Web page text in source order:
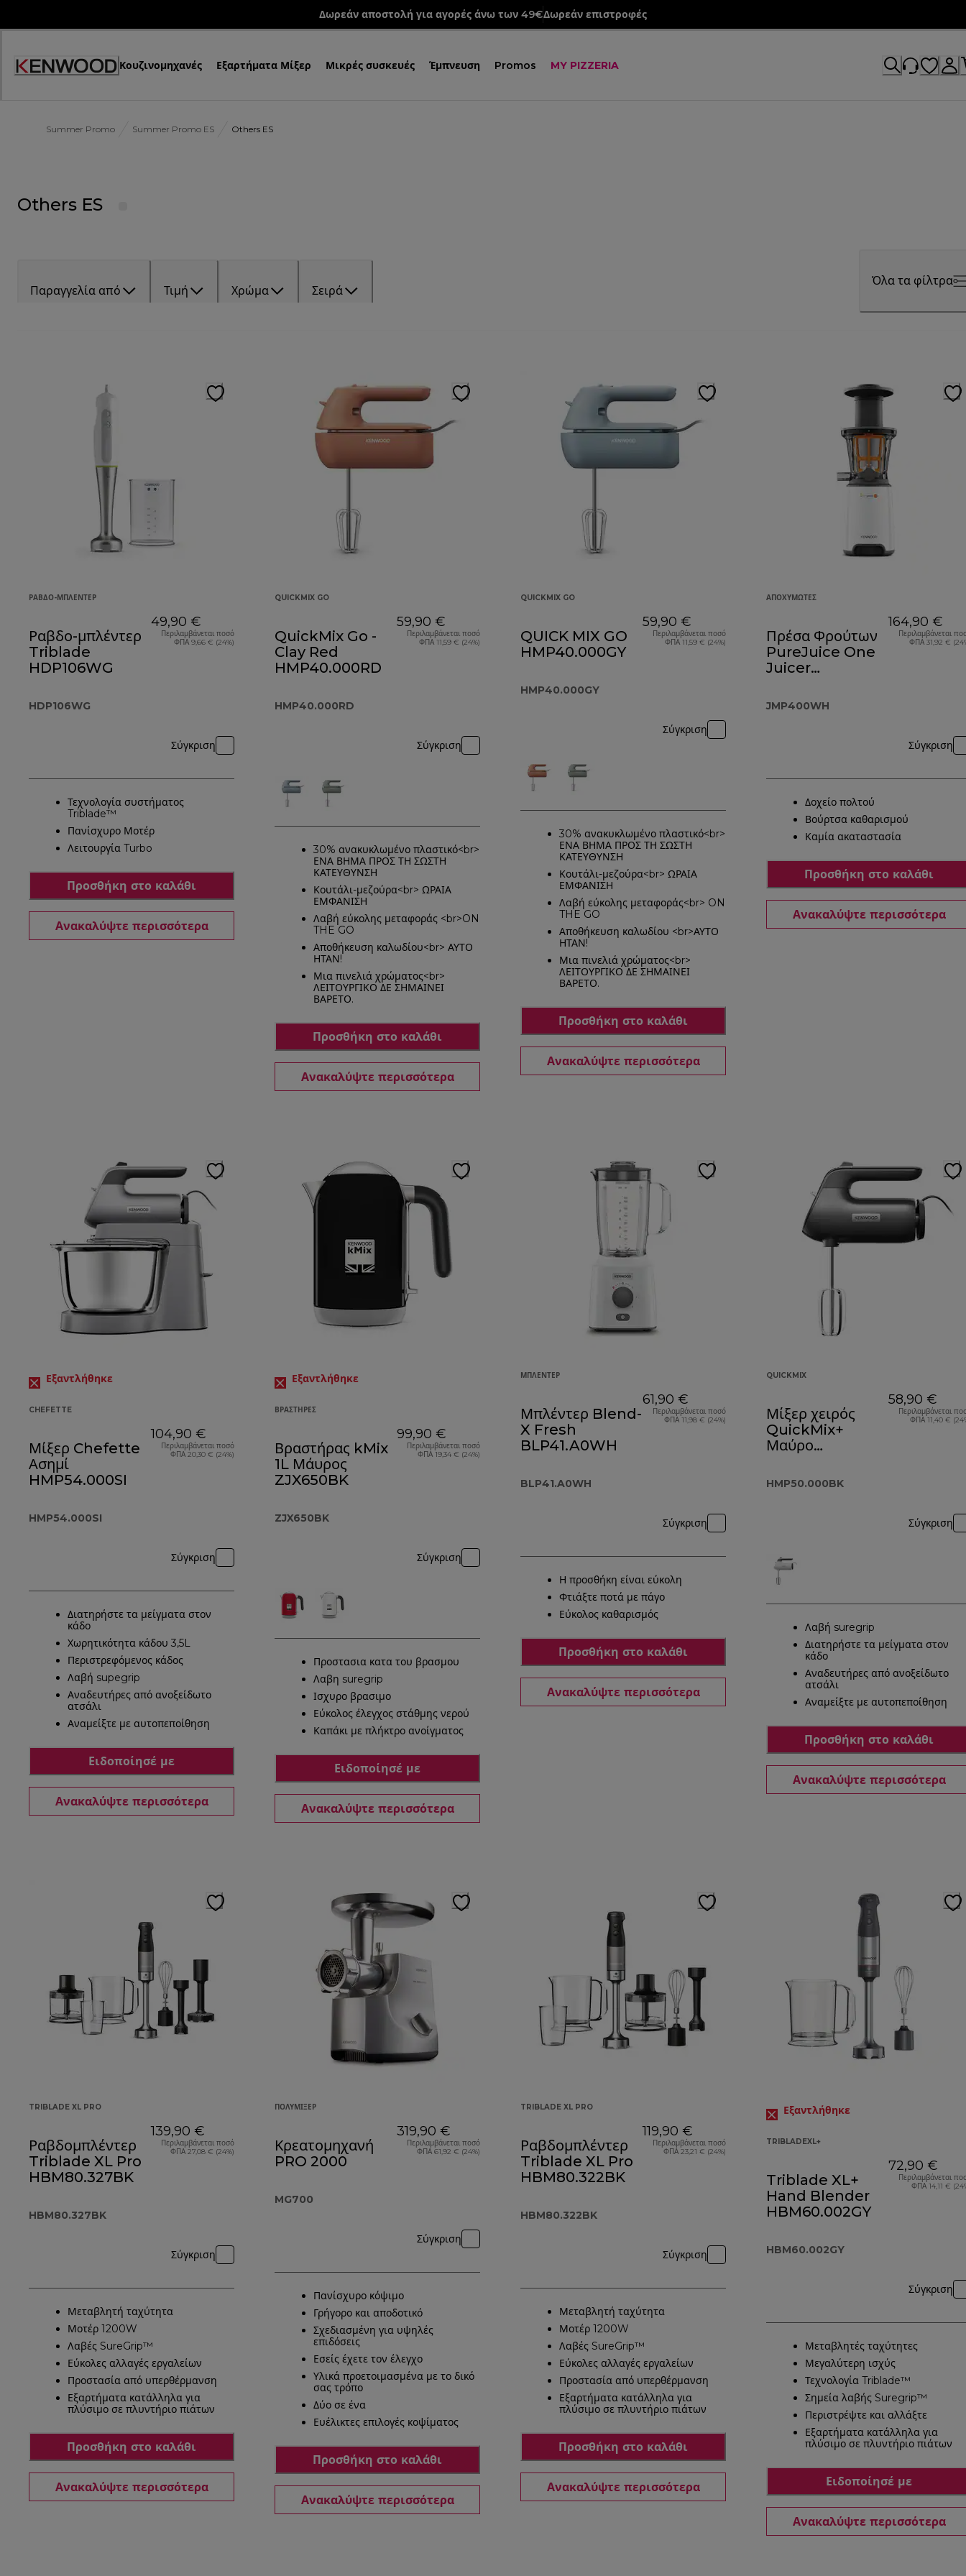
Δωρεάν αποστολή για αγορές άνω των 49€Δωρεάν επιστροφές
Κουζινομηχανές Εξαρτήματα Μίξερ Μικρές συσκευές Έμπνευση Promos MY PIZZERIA
Summer Promo Summer Promo ES Others ES
Others ES
Παραγγελία από Τιμή Χρώμα Σειρά
Όλα τα φίλτρα
ΡΑΒΔΟ-ΜΠΛΈΝΤΕΡ
Ραβδο-μπλέντερ
Triblade
HDP106WG
HDP106WG
49,90 €
Περιλαμβάνεται ποσό
ΦΠΑ 9,66 € (24%)
Σύγκριση
Τεχνολογία συστήματος
Triblade™
Πανίσχυρο Μοτέρ
Λειτουργία Turbo
Προσθήκη στο καλάθι
Ανακαλύψτε περισσότερα
QUICKMIX GO
QuickMix Go -
Clay Red
HMP40.000RD
HMP40.000RD
59,90 €
Περιλαμβάνεται ποσό
ΦΠΑ 11,59 € (24%)
Σύγκριση
30% ανακυκλωμένο πλαστικό<br>
ΕΝΑ ΒΗΜΑ ΠΡΟΣ ΤΗ ΣΩΣΤΗ
ΚΑΤΕΥΘΥΝΣΗ
Κουτάλι-μεζούρα<br> ΩΡΑΙΑ
ΕΜΦΑΝΙΣΗ
Λαβή εύκολης μεταφοράς <br>ON
THE GO
Αποθήκευση καλωδίου<br> ΑΥΤΟ
ΗΤΑΝ!
Μια πινελιά χρώματος<br>
ΛΕΙΤΟΥΡΓΙΚΟ ΔΕ ΣΗΜΑΙΝΕΙ
ΒΑΡΕΤΟ.
Προσθήκη στο καλάθι
Ανακαλύψτε περισσότερα
QUICKMIX GO
QUICK MIX GO
HMP40.000GY
HMP40.000GY
59,90 €
Περιλαμβάνεται ποσό
ΦΠΑ 11,59 € (24%)
Σύγκριση
30% ανακυκλωμένο πλαστικό<br>
ΕΝΑ ΒΗΜΑ ΠΡΟΣ ΤΗ ΣΩΣΤΗ
ΚΑΤΕΥΘΥΝΣΗ
Κουτάλι-μεζούρα<br> ΩΡΑΙΑ
ΕΜΦΑΝΙΣΗ
Λαβή εύκολης μεταφοράς<br> ON
THE GO
Αποθήκευση καλωδίου <br>ΑΥΤΟ
ΗΤΑΝ!
Μια πινελιά χρώματος<br>
ΛΕΙΤΟΥΡΓΙΚΟ ΔΕ ΣΗΜΑΙΝΕΙ
ΒΑΡΕΤΟ.
Προσθήκη στο καλάθι
Ανακαλύψτε περισσότερα
ΑΠΟΧΥΜΩΤΈΣ
Πρέσα Φρούτων
PureJuice One
Juicer
JMP400WH
164,90 €
Περιλαμβάνεται
ΦΠΑ 31,92 €
Σύγκριση
Δοχείο πολτού
Βούρτσα καθαρισμού
Καμία ακαταστασία
Προσθήκη στο καλάθι
Ανακαλύψτε περισσότερα
Εξαντλήθηκε
CHEFETTE
Μίξερ Chefette
Ασημί
HMP54.000SI
HMP54.000SI
104,90 €
Περιλαμβάνεται ποσό
ΦΠΑ 20,30 € (24%)
Σύγκριση
Διατηρήστε τα μείγματα στον
κάδο
Χωρητικότητα κάδου 3,5L
Περιστρεφόμενος κάδος
Λαβή supegrip
Αναδευτήρες από ανοξείδωτο
ατσάλι
Αναμείξτε με αυτοπεποίθηση
Ειδοποίησέ με
Ανακαλύψτε περισσότερα
Εξαντλήθηκε
ΒΡΑΣΤΉΡΕΣ
Βραστήρας kMix
1L Μάυρος
ZJX650BK
ZJX650BK
99,90 €
Περιλαμβάνεται ποσό
ΦΠΑ 19,34 € (24%)
Σύγκριση
Προστασια κατα του βρασμου
Λαβη suregrip
Ισχυρο βρασιμο
Εύκολος έλεγχος στάθμης νερού
Καπάκι με πλήκτρο ανοίγματος
Ειδοποίησέ με
Ανακαλύψτε περισσότερα
ΜΠΛΈΝΤΕΡ
Μπλέντερ Blend-
X Fresh
BLP41.A0WH
BLP41.A0WH
61,90 €
Περιλαμβάνεται ποσό
ΦΠΑ 11,98 € (24%)
Σύγκριση
Η προσθήκη είναι εύκολη
Φτιάξτε ποτά με πάγο
Εύκολος καθαρισμός
Προσθήκη στο καλάθι
Ανακαλύψτε περισσότερα
QUICKMIX
Μίξερ χειρός
QuickMix+
Μαύρο
HMP50.000BK
58,90 €
Περιλαμβάνεται
ΦΠΑ 11,40 €
Σύγκριση
Λαβή suregrip
Διατηρήστε τα μείγματα στον
κάδο
Αναδευτήρες από ανοξείδωτο
ατσάλι
Αναμείξτε με αυτοπεποίθηση
Προσθήκη στο καλάθι
Ανακαλύψτε περισσότερα
TRIBLADE XL PRO
Ραβδομπλέντερ
Triblade XL Pro
HBM80.327BK
HBM80.327BK
139,90 €
Περιλαμβάνεται ποσό
ΦΠΑ 27,08 € (24%)
Σύγκριση
Μεταβλητή ταχύτητα
Μοτέρ 1200W
Λαβές SureGrip™
Εύκολες αλλαγές εργαλείων
Προστασία από υπερθέρμανση
Εξαρτήματα κατάλληλα για
πλύσιμο σε πλυντήριο πιάτων
Προσθήκη στο καλάθι
Ανακαλύψτε περισσότερα
ΠΟΛΥΜΊΞΕΡ
Κρεατομηχανή
PRO 2000
MG700
319,90 €
Περιλαμβάνεται ποσό
ΦΠΑ 61,92 € (24%)
Σύγκριση
Πανίσχυρο κόψιμο
Γρήγορο και αποδοτικό
Σχεδιασμένη για υψηλές
επιδόσεις
Εσείς έχετε τον έλεγχο
Υλικά προετοιμασμένα με το δικό
σας τρόπο
Δύο σε ένα
Ευέλικτες επιλογές κοψίματος
Προσθήκη στο καλάθι
Ανακαλύψτε περισσότερα
TRIBLADE XL PRO
Ραβδομπλέντερ
Triblade XL Pro
HBM80.322BK
HBM80.322BK
119,90 €
Περιλαμβάνεται ποσό
ΦΠΑ 23,21 € (24%)
Σύγκριση
Μεταβλητή ταχύτητα
Μοτέρ 1200W
Λαβές SureGrip™
Εύκολες αλλαγές εργαλείων
Προστασία από υπερθέρμανση
Εξαρτήματα κατάλληλα για
πλύσιμο σε πλυντήριο πιάτων
Προσθήκη στο καλάθι
Ανακαλύψτε περισσότερα
Εξαντλήθηκε
TRIBLADEXL+
Triblade XL+
Hand Blender
HBM60.002GY
HBM60.002GY
72,90 €
Περιλαμβάνεται
ΦΠΑ 14,11 €
Σύγκριση
Μεταβλητές ταχύτητες
Μεγαλύτερη ισχύς
Τεχνολογία Triblade™
Σημεία λαβής Suregrip™
Περιστρέψτε και αλλάξτε
Εξαρτήματα κατάλληλα για
πλύσιμο σε πλυντήριο πιάτων
Ειδοποίησέ με
Ανακαλύψτε περισσότερα